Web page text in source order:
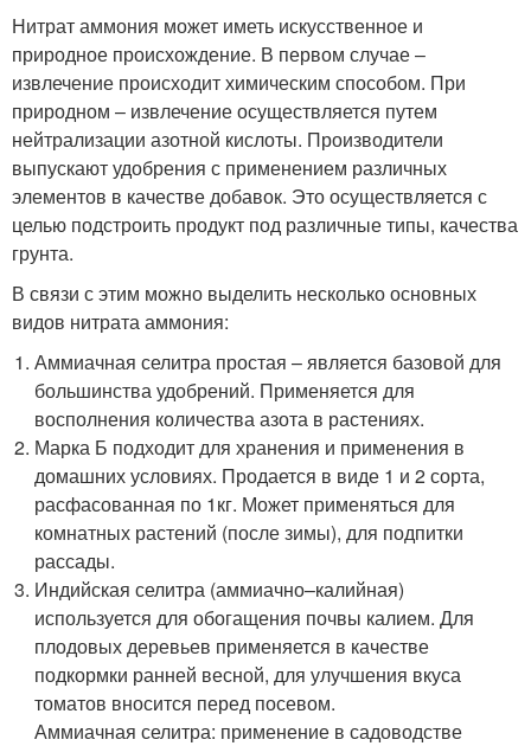
Нитрат аммония может иметь искусственное и
природное происхождение. В первом случае –
извлечение происходит химическим способом. При
природном – извлечение осуществляется путем
нейтрализации азотной кислоты. Производители
выпускают удобрения с применением различных
элементов в качестве добавок. Это осуществляется с
целью подстроить продукт под различные типы, качества
грунта.
В связи с этим можно выделить несколько основных
видов нитрата аммония:
Аммиачная селитра простая – является базовой для
большинства удобрений. Применяется для
восполнения количества азота в растениях.
Марка Б подходит для хранения и применения в
домашних условиях. Продается в виде 1 и 2 сорта,
расфасованная по 1кг. Может применяться для
комнатных растений (после зимы), для подпитки
рассады.
Индийская селитра (аммиачно–калийная)
используется для обогащения почвы калием. Для
плодовых деревьев применяется в качестве
подкормки ранней весной, для улучшения вкуса
томатов вносится перед посевом.
Аммиачная селитра: применение в садоводстве